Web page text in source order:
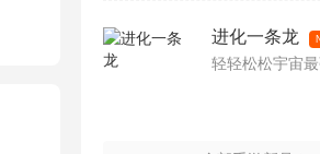
进化一条龙
轻轻松松宇宙